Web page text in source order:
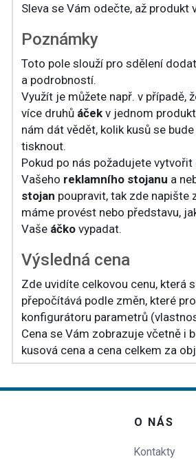
Sleva se Vám odečte, až produkt
Poznámky
Toto pole slouží pro sdělení
a podrobností.
Využít je můžete např. v případě,
více druhů áček v jednom
nám dát vědět, kolik kusů se
tisknout.
Pokud po nás požadujete vytvořit
Vašeho reklamního stojanu a
stojan poupravit, tak zde napište
máme provést nebo představu,
Vaše áčko vypadat.
Výsledná cena
Zde uvidíte celkovou cenu, která
přepočítává podle změn, které
konfigurátoru parametrů
Cena se Vám zobrazuje včetně i
kusová cena a cena celkem za
O NÁS
Kontakty